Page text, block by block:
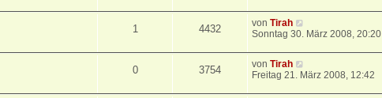
1 4432 vonTirah
Sonntag 30. März 2008, 20:20
0 3754 vonTirah
Freitag 21. März 2008, 12:42